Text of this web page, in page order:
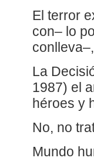
El terror
con– lo
La
1987) el
héroes y
No, no
Mundo